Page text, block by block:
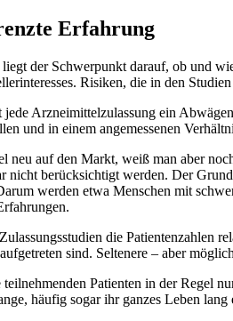
Erfahrung
der Schwerpunkt darauf, ob und
Risiken, die in den
jede Arzneimittelzulassung ein
und in einem angemessenen
neu auf den Markt, weiß man aber
nicht berücksichtigt werden. Der
werden etwa Menschen mit
die Patientenzahlen
sind. Seltenere – aber
Patienten in der Regel
häufig sogar ihr ganzes Leben lang